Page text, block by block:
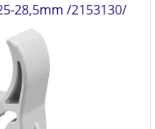
28,5mm /2153130/